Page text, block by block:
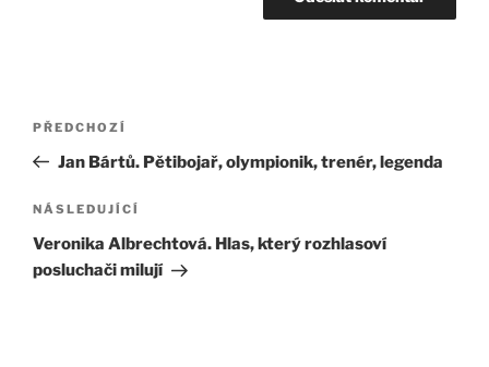
Navigace
příspěvek
Předchozí
příspěvek
PŘEDCHOZÍ
Jan Bártů. Pětibojař, olympionik, trenér, legenda
Následující
příspěvek
NÁSLEDUJÍCÍ
Veronika Albrechtová. Hlas, který rozhlasoví
posluchači milují